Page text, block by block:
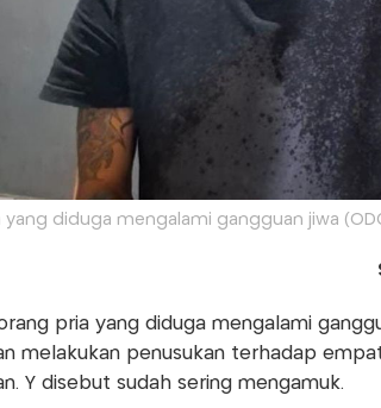
yang diduga mengalami gangguan jiwa
pria yang diduga mengalami
melakukan penusukan terhadap
Y disebut sudah sering mengamuk.